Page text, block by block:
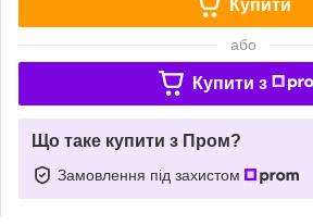
Купити
або
Купити з
Що таке купити з Пром?
Замовлення під захистом